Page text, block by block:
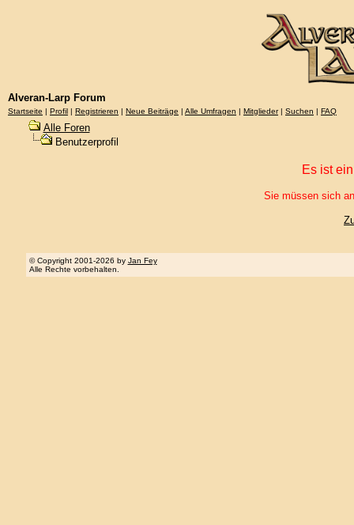
Alveran-Larp Forum
Startseite | Profil | Registrieren | Neue Beiträge | Alle Umfragen | Mitglieder| Suchen | FAQ
Alle Foren
Benutzerprofil
Es ist
Sie müssen sich
© Copyright 2001-2026 by Jan Fey
Alle Rechte vorbehalten.